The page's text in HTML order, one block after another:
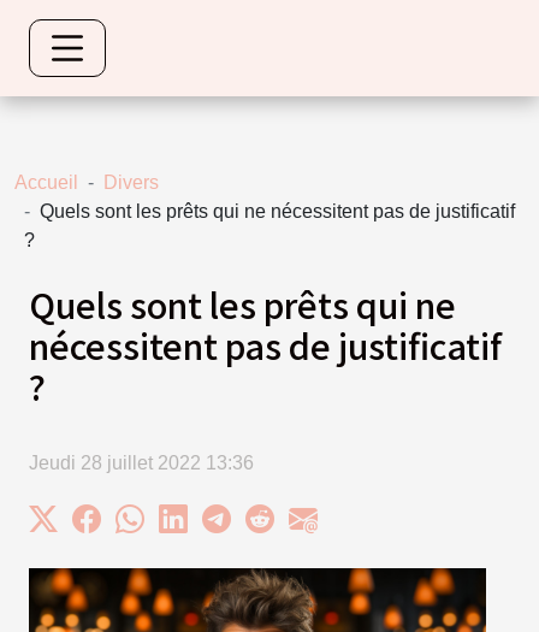
Accueil
Divers
Quels sont les prêts qui ne nécessitent pas de justificatif
?
Quels sont les prêts qui ne
nécessitent pas de justificatif
?
Jeudi 28 juillet 2022 13:36